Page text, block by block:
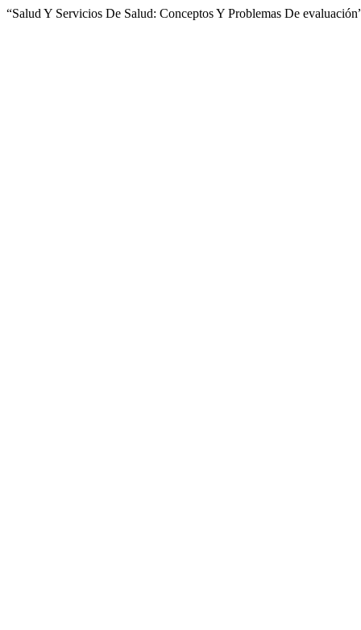
“Salud Y Servicios De Salud: Conceptos Y Problemas De